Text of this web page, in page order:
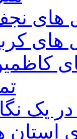
های
های
یک
استان